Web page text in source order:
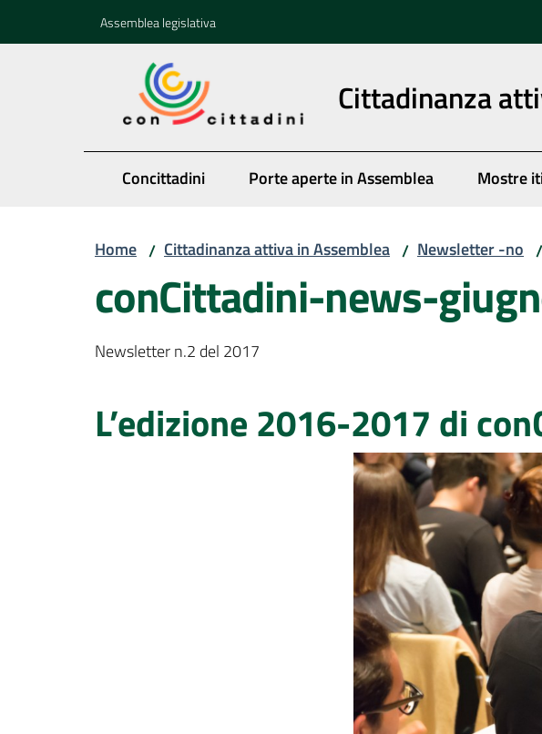
Assemblea legislativa
Cittadinanza
Concittadini Porte aperte in Assemblea Mostre
Home / Cittadinanza attiva in Assemblea / Newsletter -no /
conCittadini-news-
Newsletter n.2 del 2017
L’edizione 2016-2017 di